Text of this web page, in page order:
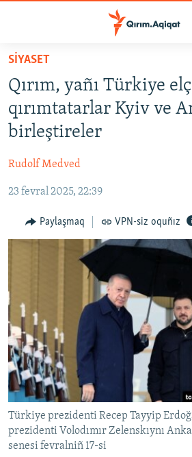
Esas
qaytmaq
Baş
navigatsiyağa
qaytmaq
Qıdıruvğa
SİYASET
İQTİSADİYAT
MEDENİYET
İNSAN AQLARI
VİDEO
SÜRET
Русский
Українською
QOŞULIÑIZ!
SİYASET
Qırım, yañı Türkiye
qırımtatarlar Kyiv ve
birleştireler
Rudolf Medved
23 fevral 2025, 22:39
Paylaşmaq VPN-siz oquñız
Türkiye prezidenti Recep Tayyip
prezidenti Volodımır Zelenskıynı
senesi fevralniñ 17-si